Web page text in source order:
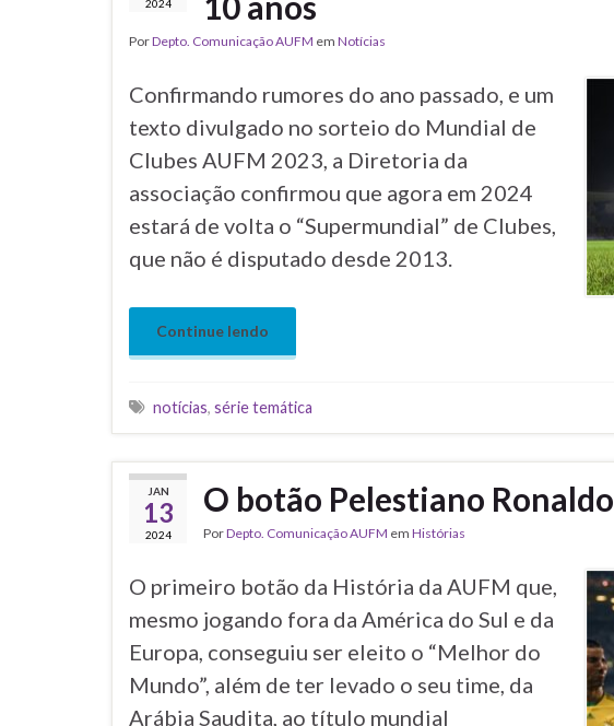
2024
PorDepto. Comunicação AUFM em Notícias
Confirmando rumores do ano passado, e um
texto divulgado no sorteio do Mundial de
Clubes AUFM 2023, a Diretoria da
associação confirmou que agora em 2024
estará de volta o “Supermundial” de Clubes,
que não é disputado desde 2013.
Continue lendo
Tags
notícias, série temática
JAN
13
2024
O botão Pelestiano Ronaldo
PorDepto. Comunicação AUFM em Histórias
O primeiro botão da História da AUFM que,
mesmo jogando fora da América do Sul e da
Europa, conseguiu ser eleito o “Melhor do
Mundo”, além de ter levado o seu time, da
Arábia Saudita, ao título mundial